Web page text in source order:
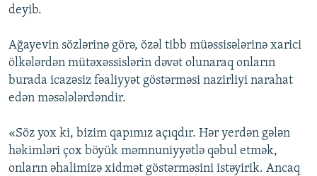
VIDEO
FOTOQALEREYA
İNFOQRAFIKA
KARIKATURA
RADIO ARXIV
OXU ZALI
AZƏRBAYCAN ƏDƏBIYYATI KITABXANASI
İSLAM VƏ DEMOKRATIYA
HAQQIMIZDA
MISSIYAMIZ
PEŞƏ ETIKASI VƏ JURNALISTIKA STANDARTLARIMIZ
AZADLIQRADIOSU MOBIL TELEFONUNUZDA
BIZIMLƏ ƏLAQƏ
BIZI IZLƏ
RFE/RL-in bütün saytları
deyib.
Ağayevin sözlərinə görə, özəl tibb müəssisələrinə xarici
ölkələrdən mütəxəssislərin dəvət olunaraq onların
burada icazəsiz fəaliyyət göstərməsi nazirliyi narahat
edən məsələlərdəndir.
«Söz yox ki, bizim qapımız açıqdır. Hər yerdən gələn
həkimləri çox böyük məmnuniyyətlə qəbul etmək,
onların əhalimizə xidmət göstərməsini istəyirik. Ancaq